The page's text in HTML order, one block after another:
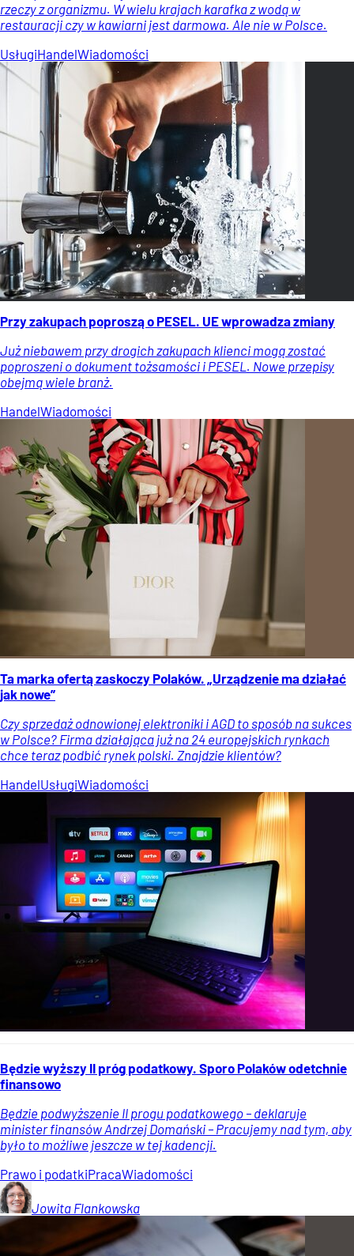
rzeczy z organizmu. W wielu krajach karafka z wodą w
restauracji czy w kawiarni jest darmowa. Ale nie w Polsce.
UsługiHandelWiadomości
Przy zakupach poproszą o PESEL. UE wprowadza zmiany
Już niebawem przy drogich zakupach klienci mogą zostać
poproszeni o dokument tożsamości i PESEL. Nowe przepisy
obejmą wiele branż.
HandelWiadomości
Ta marka ofertą zaskoczy Polaków. „Urządzenie ma działać
jak nowe”
Czy sprzedaż odnowionej elektroniki i AGD to sposób na sukces
w Polsce? Firma działająca już na 24 europejskich rynkach
chce teraz podbić rynek polski. Znajdzie klientów?
HandelUsługiWiadomości
Będzie wyższy II próg podatkowy. Sporo Polaków odetchnie
finansowo
Będzie podwyższenie II progu podatkowego – deklaruje
minister finansów Andrzej Domański – Pracujemy nad tym, aby
było to możliwe jeszcze w tej kadencji.
Prawo i podatkiPracaWiadomości
Jowita Flankowska